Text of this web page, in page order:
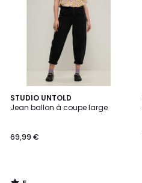
STUDIO UNTOLD
Jean ballon à coupe large
69,99 €
5
/